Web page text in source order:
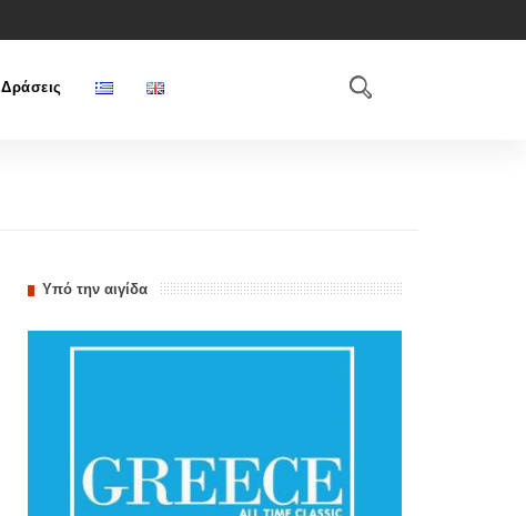
Δράσεις
Υπό την αιγίδα